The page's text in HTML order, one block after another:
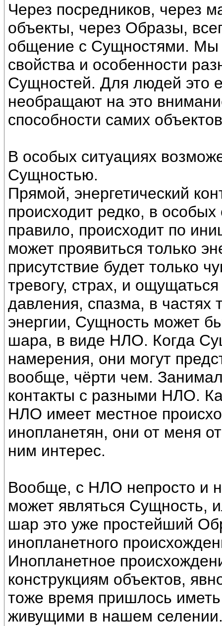
Через посредников, через
объекты, через Образы,
общение с Сущностями. Мы
свойства и особенности
Сущностей. Для людей это
необращают на это
способности самих
В особых ситуациях
Сущностью.
Прямой, энергетический
происходит редко, в
правило, происходит по
может проявиться только
присутствие будет только
тревогу, страх, и
давления, спазма, в
энергии, Сущность может
шара, в виде НЛО. Когда
намерения, они могут
вообще, чёрти чем.
контакты с разными НЛО.
НЛО имеет местное
инопланетян, они от меня
ним интерес.
Вообще, с НЛО непросто и
может являться Сущность,
шар это уже простейший
инопланетного
Инопланетное
конструкциям объектов,
тоже время пришлось
живущими в нашем